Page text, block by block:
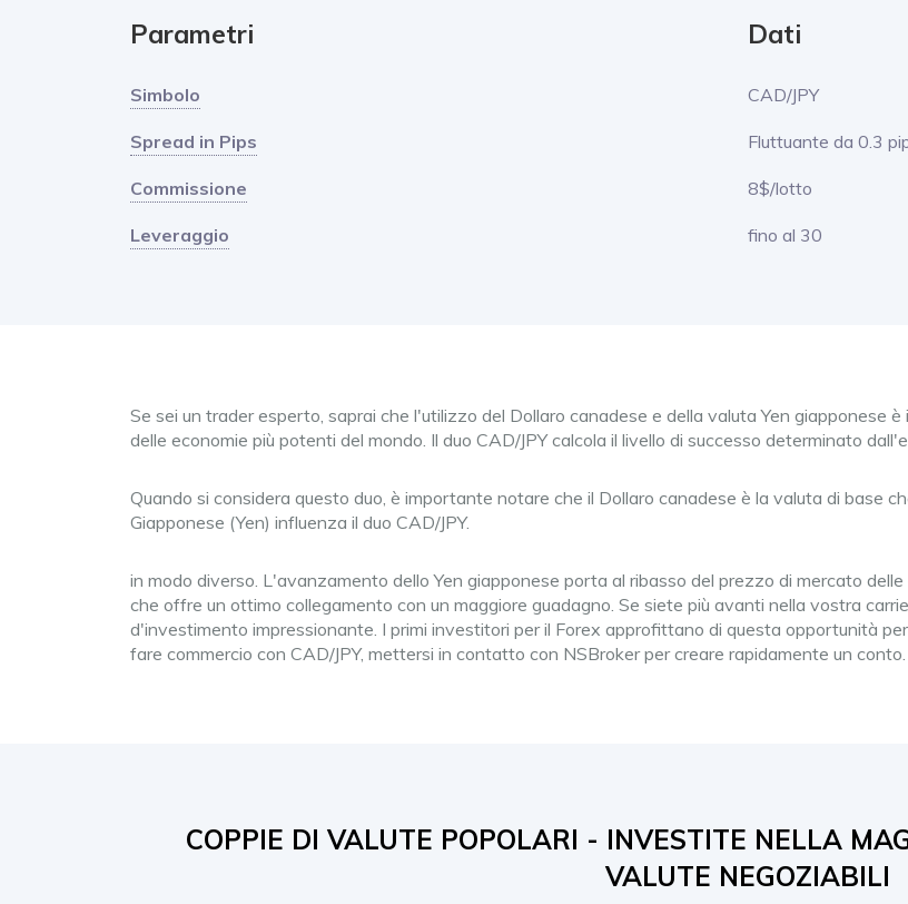
Parametri Dati
Simbolo CAD/JPY
Spread in Pips Fluttuante da 0.3
Commissione 8$/lotto
Leveraggio fino al 30
Se sei un trader esperto, saprai che l'utilizzo del Dollaro canadese e della valuta Yen giapponese
delle economie più potenti del mondo. Il duo CAD/JPY calcola il livello di successo determinato
Quando si considera questo duo, è importante notare che il Dollaro canadese è la valuta di base
Giapponese (Yen) influenza il duo CAD/JPY.
in modo diverso. L'avanzamento dello Yen giapponese porta al ribasso del prezzo di mercato
che offre un ottimo collegamento con un maggiore guadagno. Se siete più avanti nella vostra
d'investimento impressionante. I primi investitori per il Forex approfittano di questa opportunità
fare commercio con CAD/JPY, mettersi in contatto con NSBroker per creare rapidamente un conto.
COPPIE DI VALUTE POPOLARI - INVESTITE NELLA
VALUTE NEGOZIABILI